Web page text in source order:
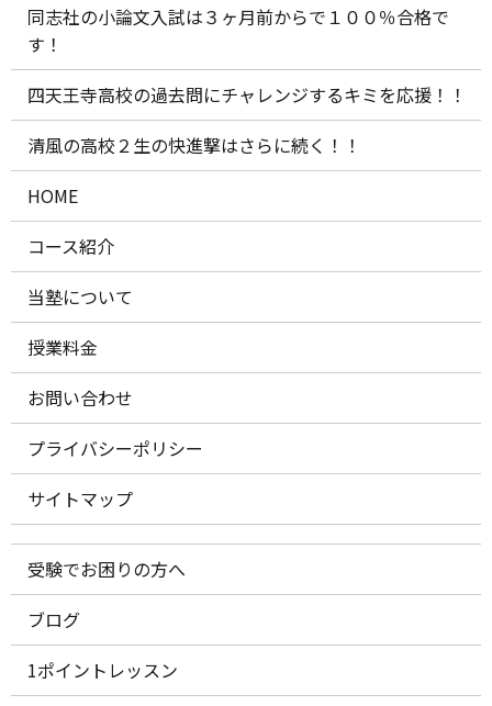
同志社の小論文入試は３ヶ月前からで１００％合格で
す！
四天王寺高校の過去問にチャレンジするキミを応援！！
清風の高校２生の快進撃はさらに続く！！
HOME
コース紹介
当塾について
授業料金
お問い合わせ
プライバシーポリシー
サイトマップ
受験でお困りの方へ
ブログ
1ポイントレッスン